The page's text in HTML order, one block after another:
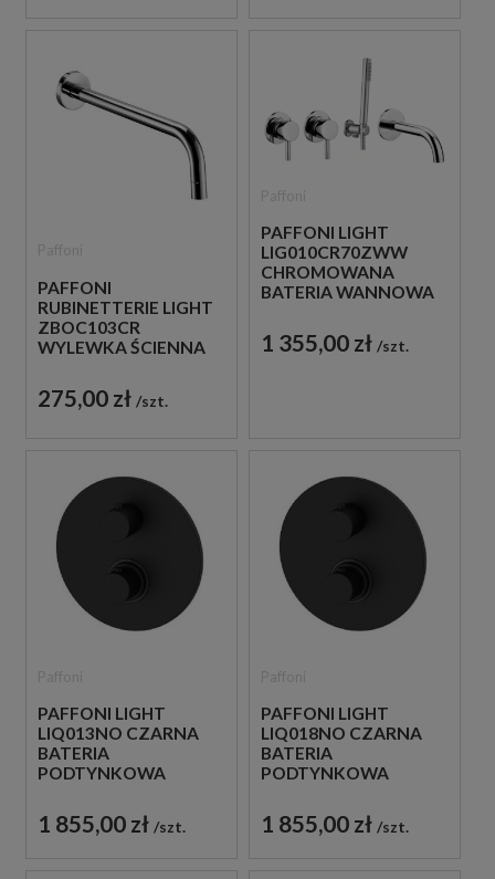
PAFFONI
RUBINETTERIE LIGHT
ZBOC103CR
WYLEWKA ŚCIENNA
275,00 zł szt.
PAFFONI LIGHT
LIG010CR70ZWW
CHROMOWANA
BATERIA WANNOWA
PODTYNKOWA
1 355,00 zł szt.
PAFFONI LIGHT
LIQ013NO CZARNA
BATERIA
PODTYNKOWA
DROŻNA
1 855,00 zł szt.
PAFFONI LIGHT
LIQ018NO CZARNA
BATERIA
PODTYNKOWA
DROŻNA
1 855,00 zł szt.